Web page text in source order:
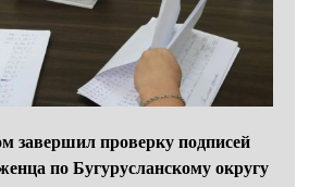
завершил проверку подписей
по Бугурусланскому округу